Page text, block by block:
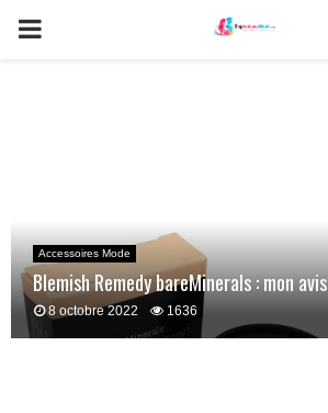
PRIMARY
Accessoires Mode
Blemish Remedy bareMinerals : mon avis
8 octobre 2022 1636